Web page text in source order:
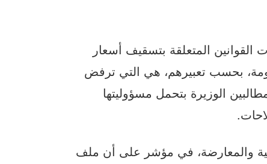
المتعلقة بتسقيف أسعار
بحسب تعبيرهم، هي التي ترفض
الوزيرة بتحمل مسؤوليتها
والمعارضة، في مؤشر على أن ملف